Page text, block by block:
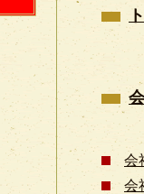
会
会